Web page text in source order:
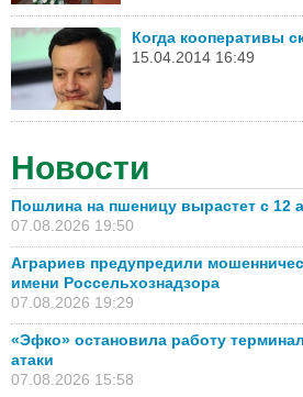
Когда кооперативы
15.04.2014 16:49
Новости
Пошлина на пшеницу вырастет с 12
07.08.2026 19:50
Аграриев предупредили
имени Россельхознадзора
07.08.2026 19:29
«Эфко» остановила работу
атаки
07.08.2026 15:58